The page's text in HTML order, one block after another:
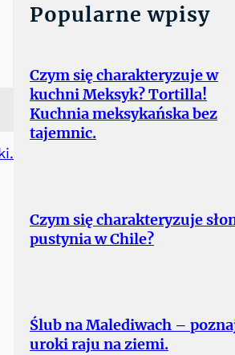
Popularne wpisy
Czym się charakteryzuje w
kuchni Meksyk? Tortilla!
Kuchnia meksykańska bez
tajemnic.
Czym się charakteryzuje
pustynia w Chile?
Ślub na Malediwach –
uroki raju na ziemi.